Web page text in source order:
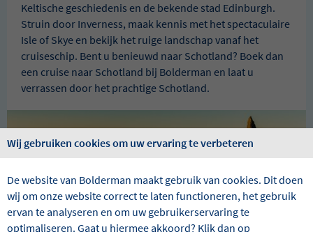
Keltische geschiedenis en de bekende stad Edinburgh.
Struin door Inverness, maak kennis met het spectaculaire
Isle of Skye en bekijk het ruige landschap vanaf het
cruiseschip. Bent u benieuwd naar Schotland? Boek dan
een cruise naar Schotland bij Bolderman en laat u
verrassen door het prachtige Schotland.
Wij gebruiken cookies om uw ervaring te verbeteren
De website van Bolderman maakt gebruik van cookies. Dit doen
wij om onze website correct te laten functioneren, het gebruik
ervan te analyseren en om uw gebruikerservaring te
optimaliseren. Gaat u hiermee akkoord? Klik dan op